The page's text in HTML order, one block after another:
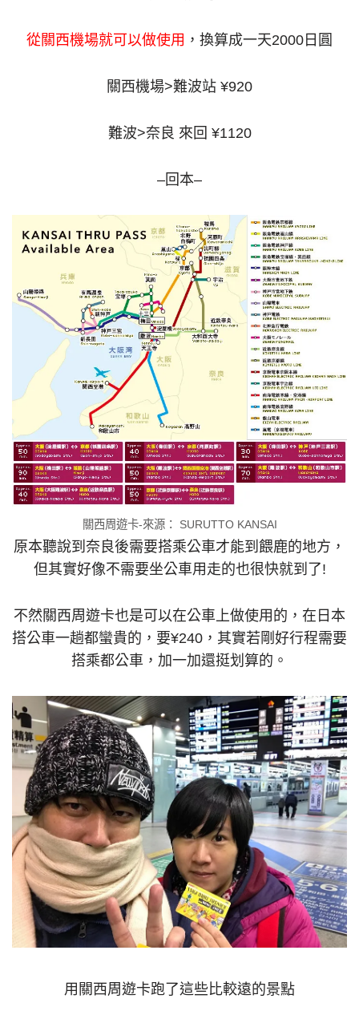
從關西機場就可以做使用 ，換算成一天2000日圓
關西機場>難波站 ¥920
難波>奈良 來回 ¥1120
–回本–
關西周遊卡-來源： SURUTTO KANSAI
原本聽說到奈良後需要搭乘公車才能到餵鹿的地方，
但其實好像不需要坐公車用走的也很快就到了!
不然關西周遊卡也是可以在公車上做使用的，在日本
搭公車一趟都蠻貴的，要¥240，其實若剛好行程需要
搭乘都公車，加一加還挺划算的。
用關西周遊卡跑了這些比較遠的景點